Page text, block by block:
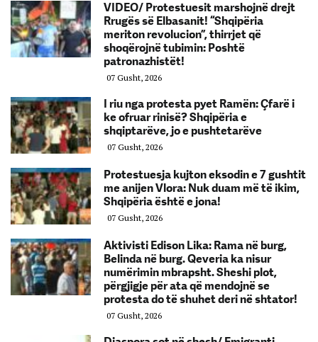
VIDEO/ Protestuesit marshojnë drejt
Rrugës së Elbasanit! “Shqipëria
meriton revolucion”, thirrjet që
shoqërojnë tubimin: Poshtë
patronazhistët!
07 Gusht, 2026
I riu nga protesta pyet Ramën: Çfarë i
ke ofruar rinisë? Shqipëria e
shqiptarëve, jo e pushtetarëve
07 Gusht, 2026
Protestuesja kujton eksodin e 7 gushtit
me anijen Vlora: Nuk duam më të ikim,
Shqipëria është e jona!
07 Gusht, 2026
Aktivisti Edison Lika: Rama në burg,
Belinda në burg. Qeveria ka nisur
numërimin mbrapsht. Sheshi plot,
përgjigje për ata që mendojnë se
protesta do të shuhet deri në shtator!
07 Gusht, 2026